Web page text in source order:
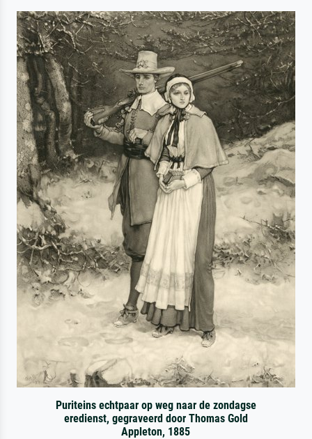
Puriteins echtpaar op weg naar de zondagse
eredienst, gegraveerd door Thomas Gold
Appleton, 1885